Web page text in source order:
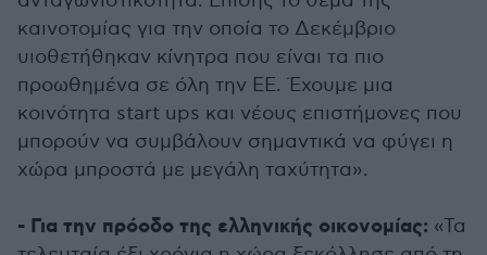
καινοτομίας για την οποία το Δεκέμβριο
υιοθετήθηκαν κίνητρα που είναι τα πιο
προωθημένα σε όλη την ΕΕ. Έχουμε μια
κοινότητα start ups και νέους επιστήμονες που
μπορούν να συμβάλουν σημαντικά να φύγει η
χώρα μπροστά με μεγάλη ταχύτητα».
- Για την πρόοδο της ελληνικής οικονομίας: «Τα